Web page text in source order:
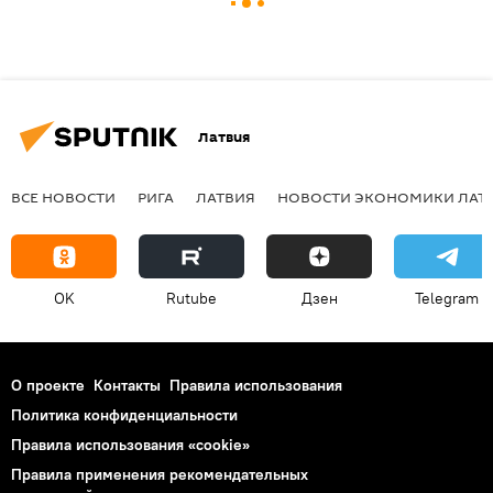
Латвия
ВСЕ НОВОСТИ РИГА ЛАТВИЯ НОВОСТИ ЭКОНОМИКИ
OK Rutube Дзен Telegram
О проекте Контакты Правила использования
Политика конфиденциальности
Правила использования «cookie»
Правила применения рекомендательных